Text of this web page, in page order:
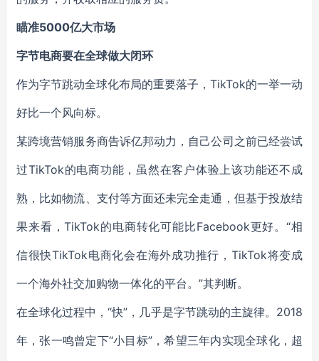
瞄准5000亿大市场
字节电商要在全球做大闭环
作为字节跳动全球化布局的重要落子，TikTok的一举一动
好比一个风向标。
某跨境营销服务商告诉亿邦动力，自己公司之前已经尝试
过TikTok的电商功能，虽然在客户体验上该功能还不成
熟，比如物流、支付等方面还未完全走通，但基于投放结
果来看，TikTok的电商转化可能比Facebook更好。“相
信很快TikTok电商化会在海外成功推行，TikTok将变成
一个海外社交加购物一体化的平台。”其判断。
在全球化过程中，“快”，几乎是字节跳动的主旋律。2018
年，张一鸣曾定下“小目标”，希望三年内实现全球化，超